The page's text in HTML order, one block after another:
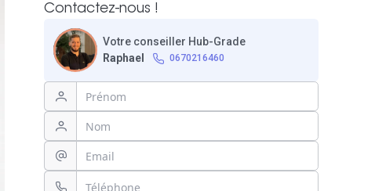
Contactez-nous !
Votre conseiller Hub-Grade
Raphael
0670216460